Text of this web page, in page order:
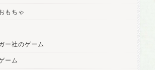
もちゃ
ー社のゲーム
ーム